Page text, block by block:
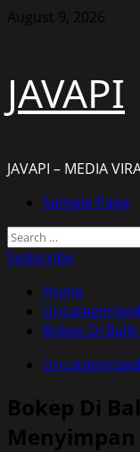
Skip
August 9, 2026
JAVAPI
JAVAPI – MEDIA
PrimarySample Page
Search
for:
Subscribe
Home
Uncategorized
Bokep Di
Uncategorized
Bokep Di
Menyimpan